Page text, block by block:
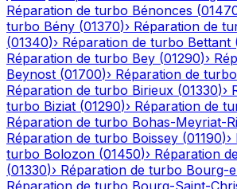
Réparation de turbo Bénonces (
turbo Bény (01370)› Réparation de
(01340)› Réparation de turbo Bettant
Réparation de turbo Bey (01290)›
Beynost (01700)› Réparation de turbo
Réparation de turbo Birieux (01330)›
turbo Biziat (01290)› Réparation de
Réparation de turbo Bohas-Meyriat-
Réparation de turbo Boissey (01190)›
turbo Bolozon (01450)› Réparation
(01330)› Réparation de turbo Bourg-